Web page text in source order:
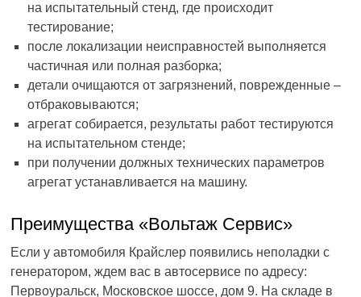
на испытательный стенд, где происходит
тестирование;
после локализации неисправностей выполняется
частичная или полная разборка;
детали очищаются от загрязнений, поврежденные –
отбраковываются;
агрегат собирается, результаты работ тестируются
на испытательном стенде;
при получении должных технических параметров
агрегат устанавливается на машину.
Преимущества «Вольтаж Сервис»
Если у автомобиля Крайслер появились неполадки с
генератором, ждем вас в автосервисе по адресу:
Первоуральск, Московское шоссе, дом 9. На складе в